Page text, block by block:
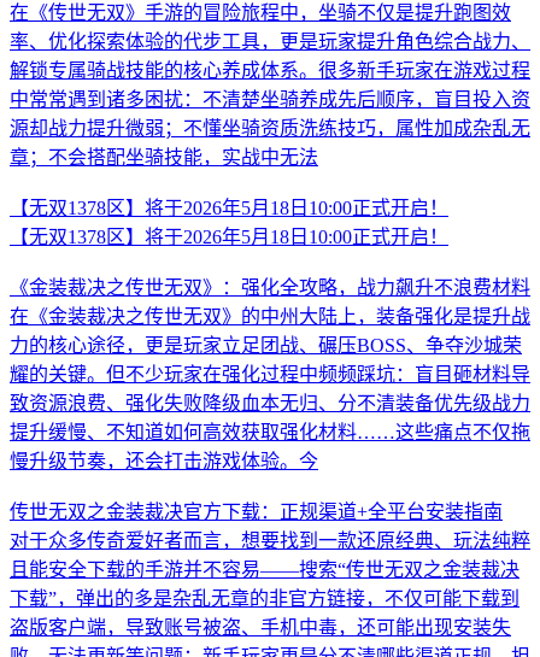
在《传世无双》手游的冒险旅程中，坐骑不仅是提升跑图效
率、优化探索体验的代步工具，更是玩家提升角色综合战力、
解锁专属骑战技能的核心养成体系。很多新手玩家在游戏过程
中常常遇到诸多困扰：不清楚坐骑养成先后顺序，盲目投入资
源却战力提升微弱；不懂坐骑资质洗练技巧，属性加成杂乱无
章；不会搭配坐骑技能，实战中无法
【无双1378区】将于2026年5月18日10:00正式开启！
【无双1378区】将于2026年5月18日10:00正式开启！
《金装裁决之传世无双》：强化全攻略，战力飙升不浪费材料
在《金装裁决之传世无双》的中州大陆上，装备强化是提升战
力的核心途径，更是玩家立足团战、碾压BOSS、争夺沙城荣
耀的关键。但不少玩家在强化过程中频频踩坑：盲目砸材料导
致资源浪费、强化失败降级血本无归、分不清装备优先级战力
提升缓慢、不知道如何高效获取强化材料……这些痛点不仅拖
慢升级节奏，还会打击游戏体验。今
传世无双之金装裁决官方下载：正规渠道+全平台安装指南
对于众多传奇爱好者而言，想要找到一款还原经典、玩法纯粹
且能安全下载的手游并不容易——搜索“传世无双之金装裁决
下载”，弹出的多是杂乱无章的非官方链接，不仅可能下载到
盗版客户端，导致账号被盗、手机中毒，还可能出现安装失